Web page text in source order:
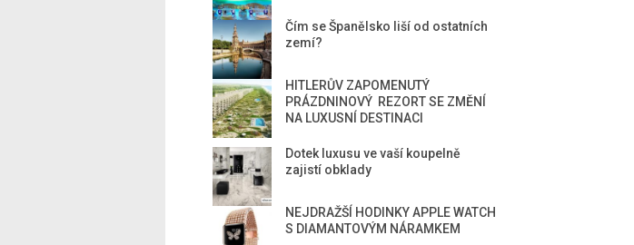
Čím se Španělsko liší od ostatních
zemí?
HITLERŮV ZAPOMENUTÝ
PRÁZDNINOVÝ REZORT SE ZMĚNÍ
NA LUXUSNÍ DESTINACI
Dotek luxusu ve vaší koupelně
zajistí obklady
NEJDRAŽŠÍ HODINKY APPLE WATCH
S DIAMANTOVÝM NÁRAMKEM